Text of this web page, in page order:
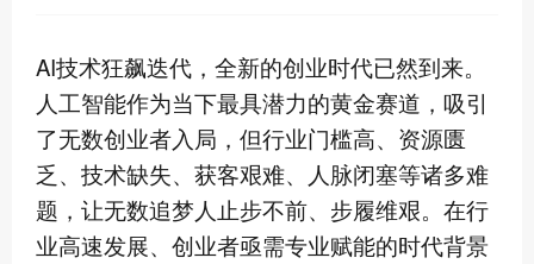
AI技术狂飙迭代，全新的创业时代已然到来。
人工智能作为当下最具潜力的黄金赛道，吸引
了无数创业者入局，但行业门槛高、资源匮
乏、技术缺失、获客艰难、人脉闭塞等诸多难
题，让无数追梦人止步不前、步履维艰。在行
业高速发展、创业者亟需专业赋能的时代背景